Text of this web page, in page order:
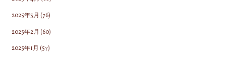
2025年3月 (76)
2025年2月 (60)
2025年1月 (57)